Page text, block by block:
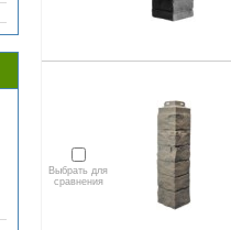
Выбрать для
сравнения